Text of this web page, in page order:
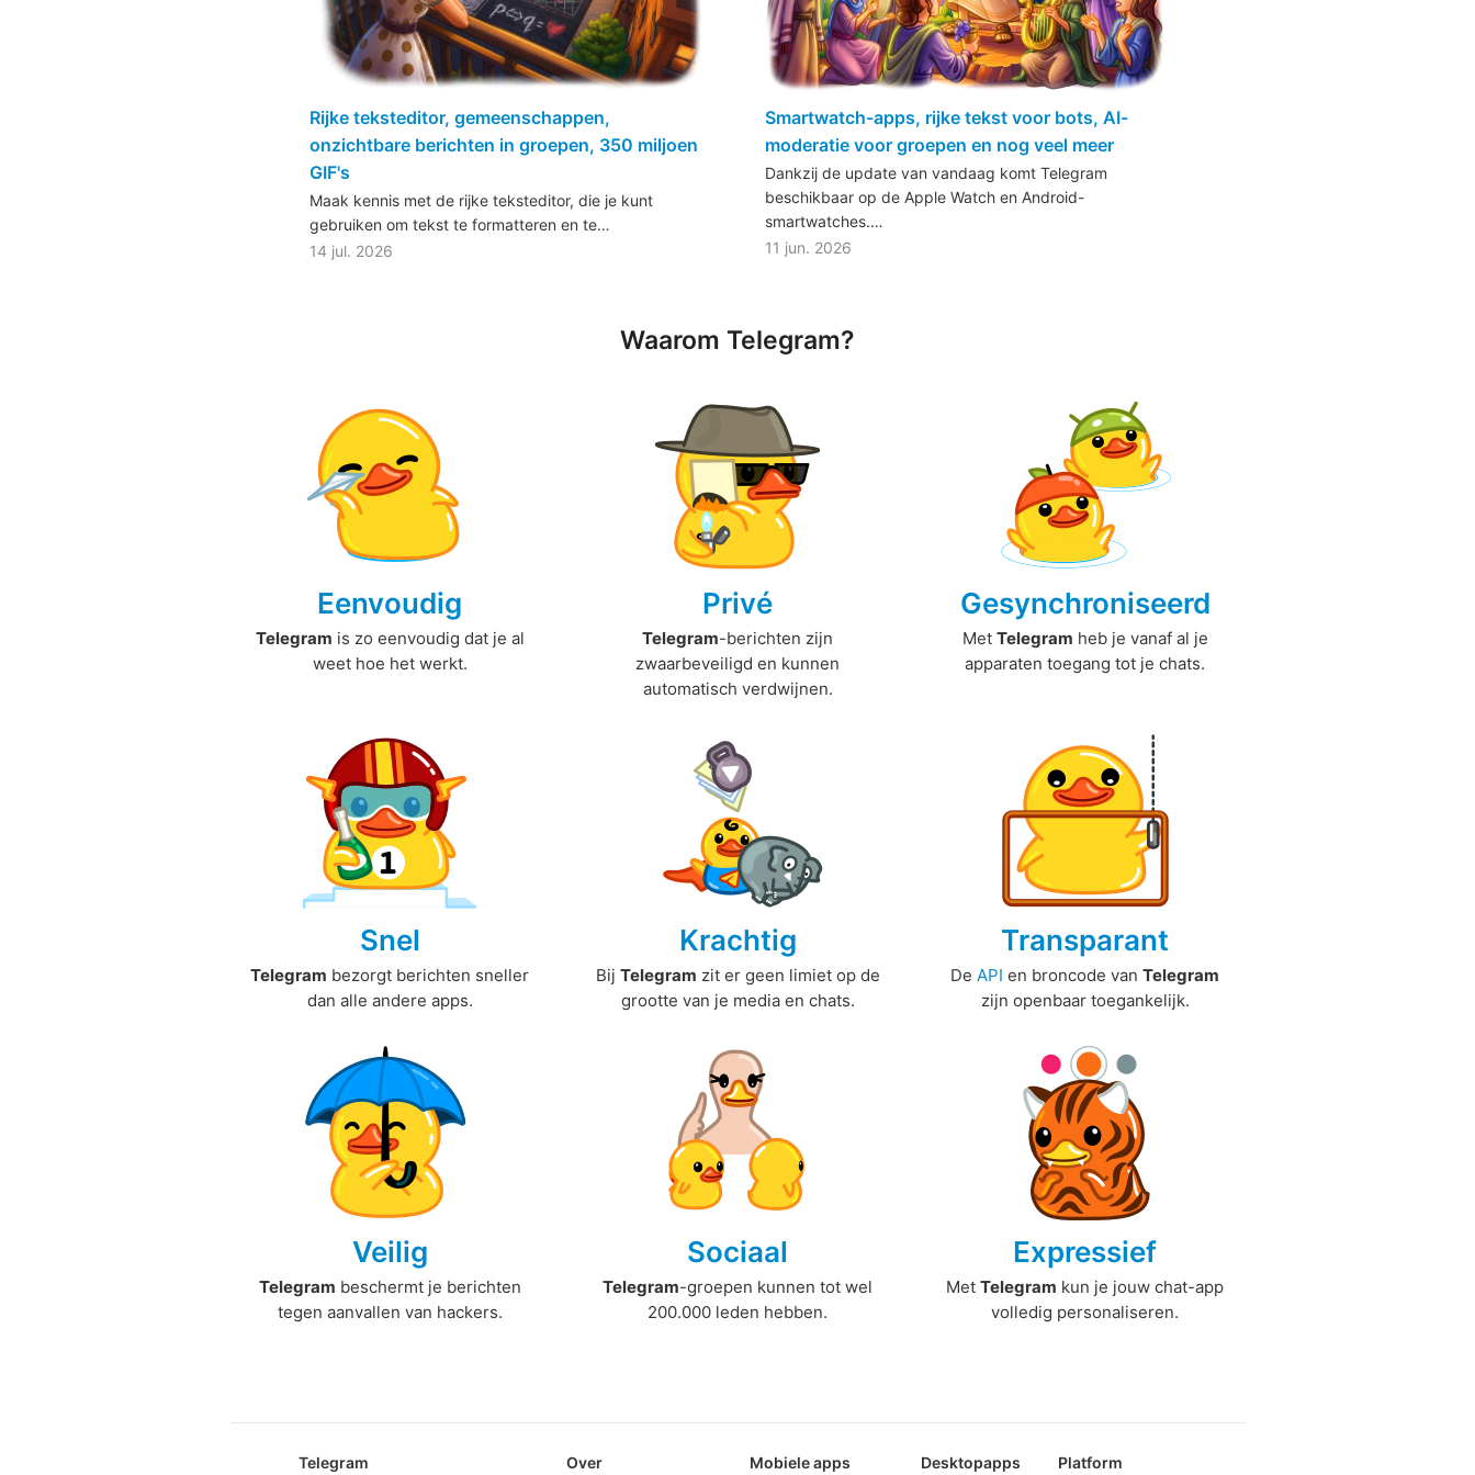
Rijke teksteditor, gemeenschappen,
onzichtbare berichten in groepen, 350 miljoen
GIF's
Maak kennis met de rijke teksteditor, die je kunt
gebruiken om tekst te formatteren en te…
14 jul. 2026
Smartwatch-apps, rijke tekst voor bots, AI-
moderatie voor groepen en nog veel meer
Dankzij de update van vandaag komt Telegram
beschikbaar op de Apple Watch en Android-
smartwatches.…
11 jun. 2026
Waarom Telegram?
Eenvoudig
Telegram is zo eenvoudig dat je al
weet hoe het werkt.
Privé
Telegram-berichten zijn
zwaarbeveiligd en kunnen
automatisch verdwijnen.
Gesynchroniseerd
Met Telegram heb je vanaf al je
apparaten toegang tot je chats.
Snel
Telegram bezorgt berichten sneller
dan alle andere apps.
Krachtig
Bij Telegram zit er geen limiet op de
grootte van je media en chats.
Transparant
DeAPI en broncode vanTelegram
zijn openbaar toegankelijk.
Veilig
Telegram beschermt je berichten
tegen aanvallen van hackers.
Sociaal
Telegram-groepen kunnen tot wel
200.000 leden hebben.
Expressief
MetTelegram kun je jouw chat-app
volledig personaliseren.
Telegram Over Mobiele apps Desktopapps Platform